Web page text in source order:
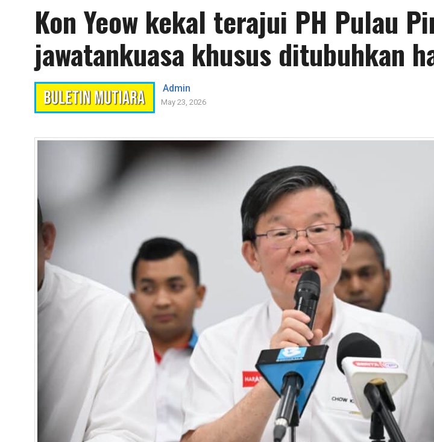
Kon Yeow kekal terajui PH Pulau
jawatankuasa khusus ditubuhkan
Admin
May 23, 2026